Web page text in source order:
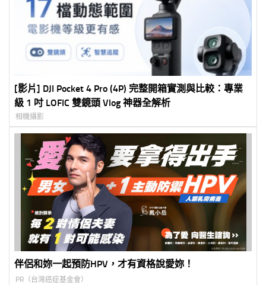
[影片] DJI Pocket 4 Pro (4P) 完整開箱實測與比較：專業
級 1 吋 LOFIC 雙鏡頭 Vlog 神器全解析
相機攝影
伴侶和妳一起預防HPV，才有資格說愛妳！
PR（台灣癌症基金會）